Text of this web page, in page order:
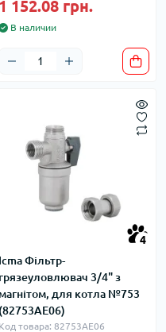
1 152.08 грн.
В наличии
4
Icma Фільтр-
грязеуловлювач 3/4" з
магнітом, для котла №753
(82753AE06)
Код товара: 82753AE06